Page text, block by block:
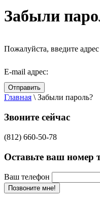
Забыли
Пожалуйста, введите
E-mail адрес:
Отправить
Главная \Забыли пароль?
Звоните сейчас
(812) 660-50-78
Оставьте ваш номер
Ваш телефон